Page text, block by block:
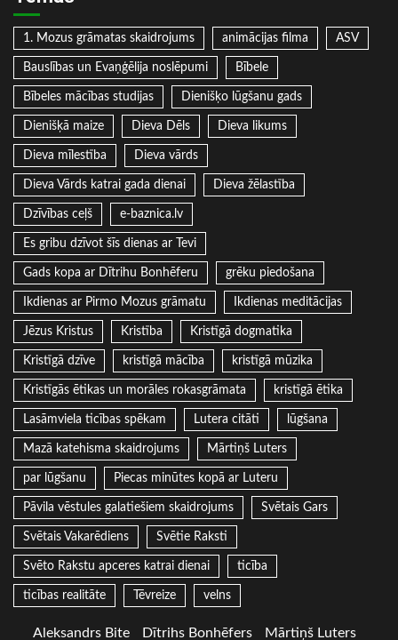
1. Mozus grāmatas skaidrojums animācijas filma ASV
Bauslības un Evaņģēlija noslēpumi Bībele
Bībeles mācības studijas Dienišķo lūgšanu gads
Dienišķā maize Dieva Dēls Dieva likums
Dieva mīlestība Dieva vārds
Dieva Vārds katrai gada dienai Dieva žēlastība
Dzīvības ceļš e-baznica.lv
Es gribu dzīvot šīs dienas ar Tevi
Gads kopa ar Dītrihu Bonhēferu grēku piedošana
Ikdienas ar Pirmo Mozus grāmatu Ikdienas meditācijas
Jēzus Kristus Kristība Kristīgā dogmatika
Kristīgā dzīve kristīgā mācība kristīgā mūzika
Kristīgās ētikas un morāles rokasgrāmata kristīgā ētika
Lasāmviela ticības spēkam Lutera citāti lūgšana
Mazā katehisma skaidrojums Mārtiņš Luters
par lūgšanu Piecas minūtes kopā ar Luteru
Pāvila vēstules galatiešiem skaidrojums Svētais Gars
Svētais Vakarēdiens Svētie Raksti
Svēto Rakstu apceres katrai dienai ticība
ticības realitāte Tēvreize velns
Aleksandrs Bite Dītrihs Bonhēfers Mārtiņš Luters